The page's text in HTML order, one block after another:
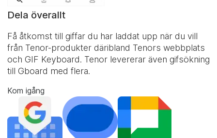
Dela överallt
Få åtkomst till giffar du har laddat upp när du vill
från Tenor-produkter däribland Tenors webbplats
och GIF Keyboard. Tenor levererar även gifsökning
till Gboard med flera.
Kom igång